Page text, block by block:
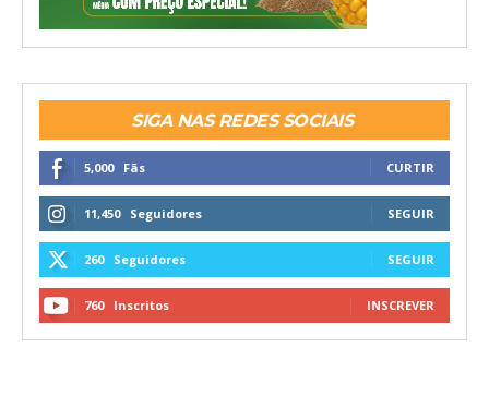
SIGA NAS REDES SOCIAIS
5,000 Fãs CURTIR
11,450 Seguidores SEGUIR
260 Seguidores SEGUIR
760 Inscritos INSCREVER